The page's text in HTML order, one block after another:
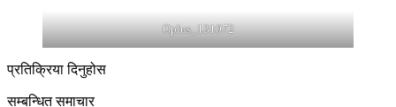
Oplus_131072
प्रतिक्रिया दिनुहोस
सम्बन्धित समाचार